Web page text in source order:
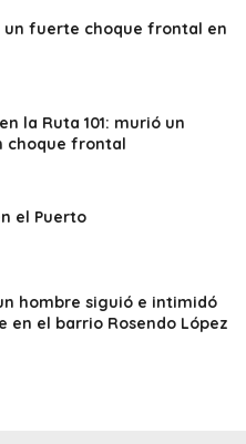
un fuerte choque frontal en
la Ruta 101: murió un
choque frontal
el Puerto
hombre siguió e intimidó
en el barrio Rosendo López